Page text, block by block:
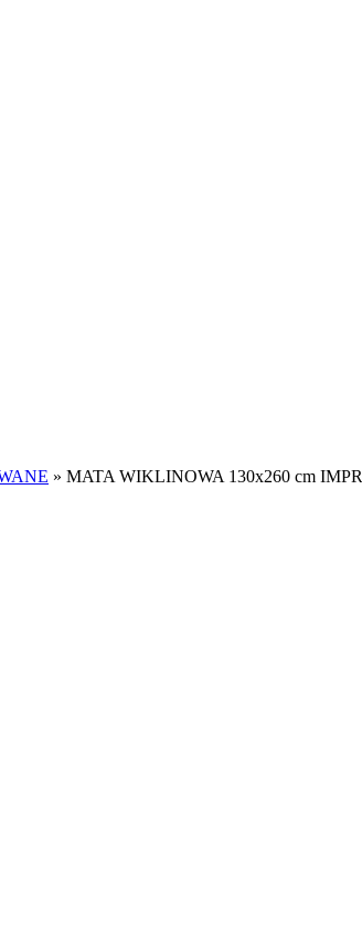
» MATA WIKLINOWA 130x260 cm